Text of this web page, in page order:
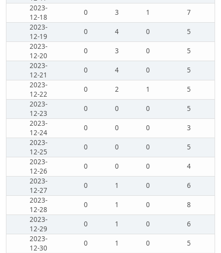
2023-
12-18
0 3 1
7
2023-
12-19
0 4 0
5
2023-
12-20
0 3 0
5
2023-
12-21
0 4 0
5
2023-
12-22
0 2 1
5
2023-
12-23
0 0 0
5
2023-
12-24
0 0 0
3
2023-
12-25
0 0 0
5
2023-
12-26
0 0 0
4
2023-
12-27
0 1 0
6
2023-
12-28
0 1 0
8
2023-
12-29
0 1 0
6
2023-
12-30
0 1 0
5